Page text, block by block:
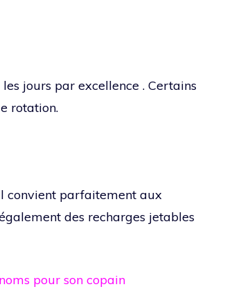
les jours par excellence . Certains
rotation.
convient parfaitement aux
des recharges jetables
pour son copain